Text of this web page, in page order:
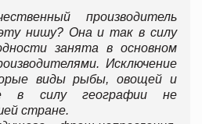
производитель
нишу? Она и так в силу
занята в основном
Исключение
виды рыбы, овощей и
в силу географии не
стране.